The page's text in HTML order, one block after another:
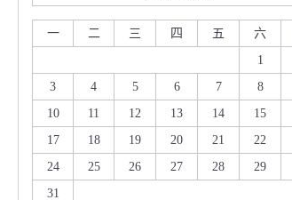
一 二 三 四 五 六
1
3
4 5 6 7 8
10
11 12 13 14 15
17
18 19 20 21 22
24
25 26 27 28 29
31